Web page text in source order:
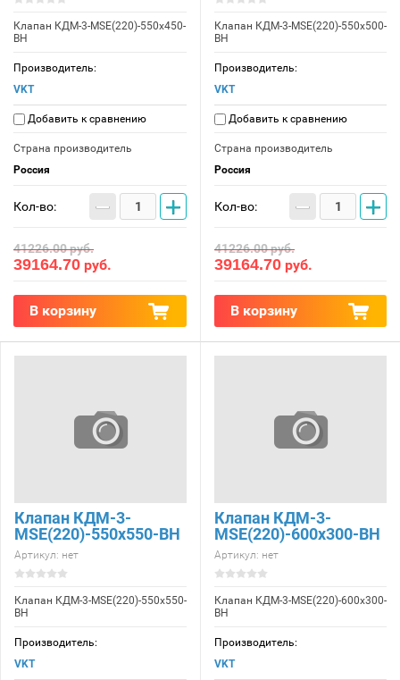
Клапан КДМ-3-МSE(220)-550x450-
ВН
Производитель:
VKT
Добавить к сравнению
Страна производитель
Россия
Кол-во: − +
41226.00руб.
39164.70 руб.
В корзину
Клапан КДМ-3-МSE(220)-550x500-
ВН
Производитель:
VKT
Добавить к сравнению
Страна производитель
Россия
Кол-во: − +
41226.00руб.
39164.70 руб.
В корзину
Клапан КДМ-3-
МSE(220)-550x550-ВН
Артикул: нет
Клапан КДМ-3-МSE(220)-550x550-
ВН
Производитель:
VKT
Клапан КДМ-3-
МSE(220)-600x300-ВН
Артикул: нет
Клапан КДМ-3-МSE(220)-600x300-
ВН
Производитель:
VKT